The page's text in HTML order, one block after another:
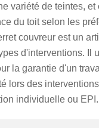
variété de teintes, et
du toit selon les
couvreur est un
d'interventions. Il
la garantie d'un
lors des
individuelle ou EPI.